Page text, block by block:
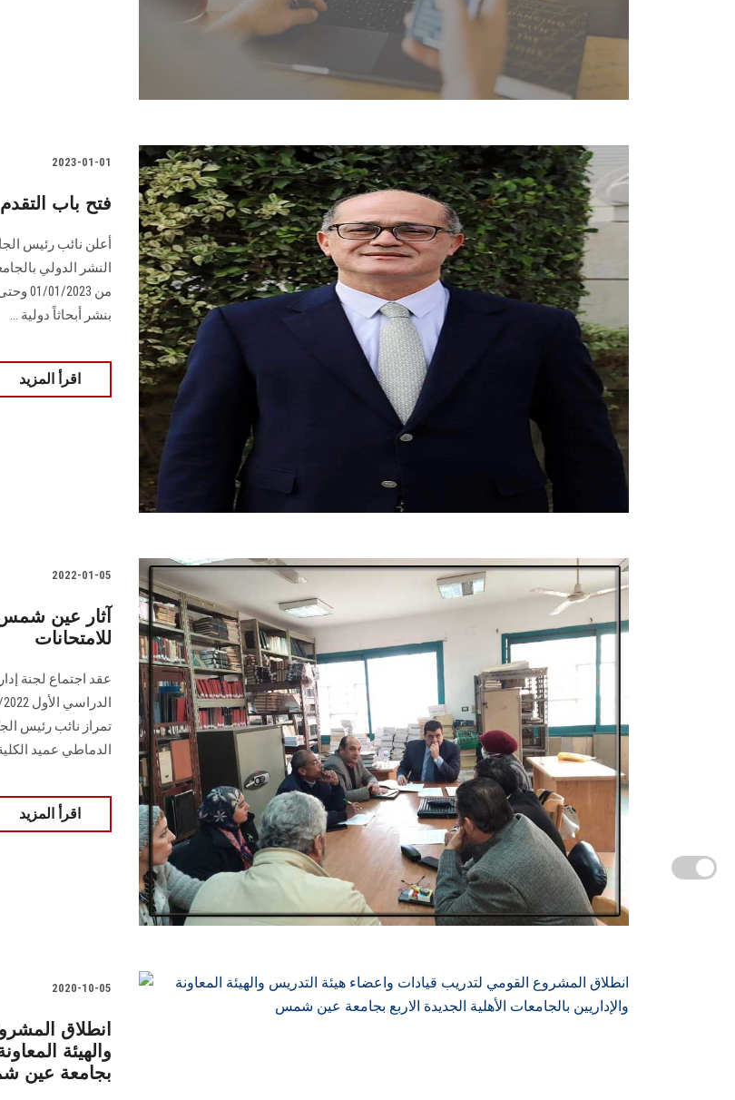
2023-01-01
فتح باب التقدم للدفعة (32)
أعلن نائب رئيس
بنشر أبحاثاً دولية ...
اقرأ المزيد
2022-01-05
آثار عين شمس
للامتحانات
عقد اجتماع لجنة
تمراز نائب رئيس
الدماطي عميد
اقرأ المزيد
2020-10-05
انطلاق
والهيئة
بجامعة عين